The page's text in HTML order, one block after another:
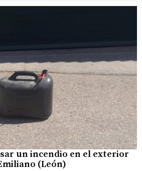
un incendio en el exterior
(León)